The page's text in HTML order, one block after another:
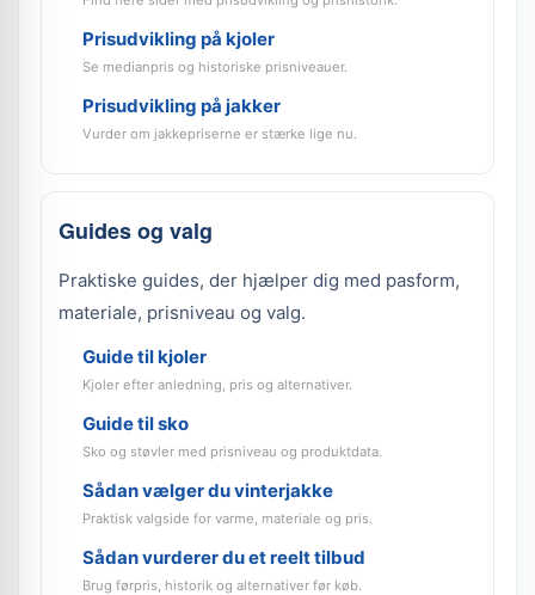
Prisudvikling på kjoler
Se medianpris og historiske prisniveauer.
Prisudvikling på jakker
Vurder om jakkepriserne er stærke lige nu.
Guides og valg
Praktiske guides, der hjælper dig med pasform,
materiale, prisniveau og valg.
Guide til kjoler
Kjoler efter anledning, pris og alternativer.
Guide til sko
Sko og støvler med prisniveau og produktdata.
Sådan vælger du vinterjakke
Praktisk valgside for varme, materiale og pris.
Sådan vurderer du et reelt tilbud
Brug førpris, historik og alternativer før køb.